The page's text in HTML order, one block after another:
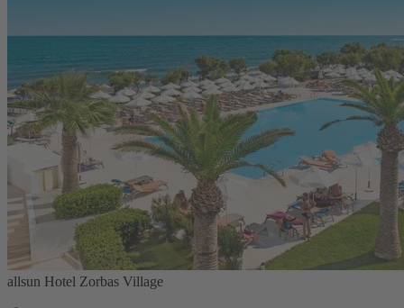
allsun Hotel Zorbas Village